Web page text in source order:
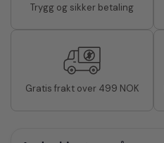
Trygg og sikker betaling
Gratis frakt over 499 NOK